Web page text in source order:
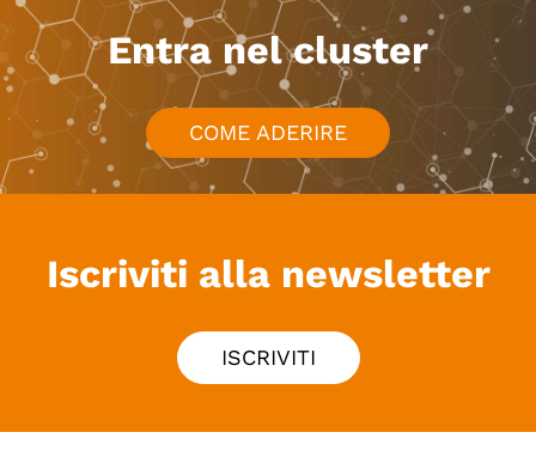
Entra nel cluster
COME ADERIRE
Iscriviti alla newsletter
ISCRIVITI